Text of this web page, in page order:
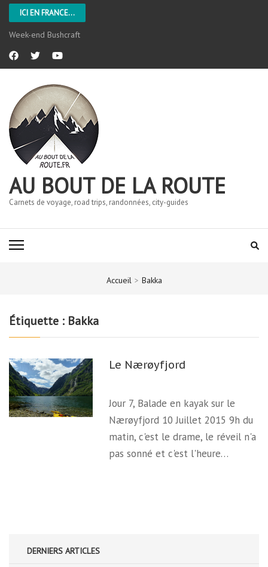
ICI EN FRANCE...
Week-end Bushcraft
AU BOUT DE LA ROUTE
Carnets de voyage, road trips, randonnées, city-guides
Accueil > Bakka
Étiquette : Bakka
Le Nærøyfjord
Jour 7, Balade en kayak sur le
Nærøyfjord 10 Juillet 2015 9h du
matin, c'est le drame, le réveil n'a
pas sonné et c'est l'heure…
DERNIERS ARTICLES